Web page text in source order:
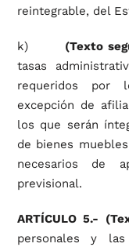
reintegrable, del
k) (Texto
tasas
requeridos por
excepción de
los que serán
de bienes
necesarios de
previsional.
ARTÍCULO 5.-
personales y